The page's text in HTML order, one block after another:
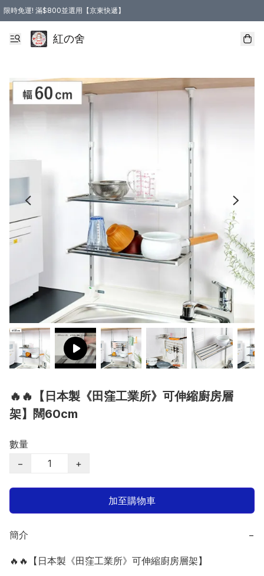
限時免運! 滿$800並選用【京東快遞】
紅の舍
🔥🔥【日本製《田窪工業所》可伸縮廚房層
架】闊60cm
數量
−
+
加至購物車
簡介 −
🔥🔥【日本製《田窪工業所》可伸縮廚房層架】